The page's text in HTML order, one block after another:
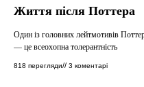
Життя після Поттера
Один із головних лейтмотивів
— це всеохопна толерантність
818 перегляди// 3 коментарі